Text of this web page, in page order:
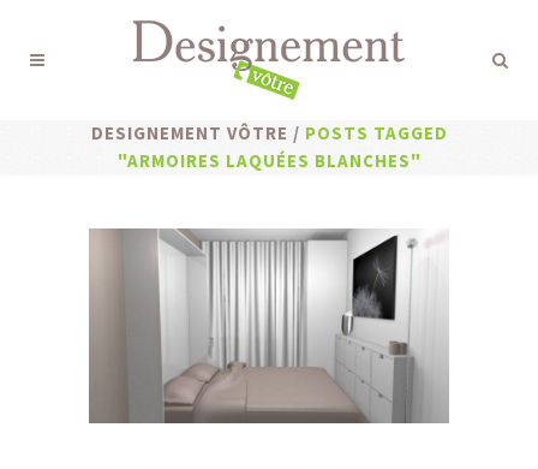
DESIGNEMENT VÔTRE / POSTS TAGGED
"ARMOIRES LAQUÉES BLANCHES"